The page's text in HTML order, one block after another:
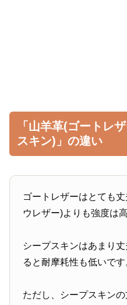
「山羊革(ゴートレ
スキン)」の違い
ゴートレザーはとても
ウレザー)よりも強度は
シープスキンはあまり
ると耐摩耗性も低いです
ただし、シープスキン